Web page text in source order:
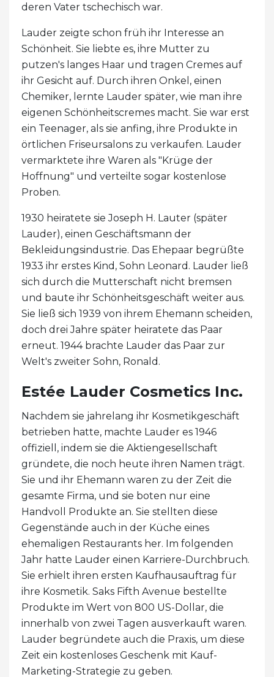
deren Vater tschechisch war.
Lauder zeigte schon früh ihr Interesse an
Schönheit. Sie liebte es, ihre Mutter zu
putzen's langes Haar und tragen Cremes auf
ihr Gesicht auf. Durch ihren Onkel, einen
Chemiker, lernte Lauder später, wie man ihre
eigenen Schönheitscremes macht. Sie war erst
ein Teenager, als sie anfing, ihre Produkte in
örtlichen Friseursalons zu verkaufen. Lauder
vermarktete ihre Waren als "Krüge der
Hoffnung" und verteilte sogar kostenlose
Proben.
1930 heiratete sie Joseph H. Lauter (später
Lauder), einen Geschäftsmann der
Bekleidungsindustrie. Das Ehepaar begrüßte
1933 ihr erstes Kind, Sohn Leonard. Lauder ließ
sich durch die Mutterschaft nicht bremsen
und baute ihr Schönheitsgeschäft weiter aus.
Sie ließ sich 1939 von ihrem Ehemann scheiden,
doch drei Jahre später heiratete das Paar
erneut. 1944 brachte Lauder das Paar zur
Welt's zweiter Sohn, Ronald.
Estée Lauder Cosmetics Inc.
Nachdem sie jahrelang ihr Kosmetikgeschäft
betrieben hatte, machte Lauder es 1946
offiziell, indem sie die Aktiengesellschaft
gründete, die noch heute ihren Namen trägt.
Sie und ihr Ehemann waren zu der Zeit die
gesamte Firma, und sie boten nur eine
Handvoll Produkte an. Sie stellten diese
Gegenstände auch in der Küche eines
ehemaligen Restaurants her. Im folgenden
Jahr hatte Lauder einen Karriere-Durchbruch.
Sie erhielt ihren ersten Kaufhausauftrag für
ihre Kosmetik. Saks Fifth Avenue bestellte
Produkte im Wert von 800 US-Dollar, die
innerhalb von zwei Tagen ausverkauft waren.
Lauder begründete auch die Praxis, um diese
Zeit ein kostenloses Geschenk mit Kauf-
Marketing-Strategie zu geben.